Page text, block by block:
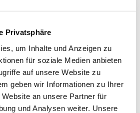
Privatsphäre
um Inhalte und Anzeigen zu
für soziale Medien anbieten
auf unsere Website zu
geben wir Informationen zu Ihrer
an unsere Partner für
und Analysen weiter. Unsere
BERATER SALZBURG
BERATER OBERÖSTERREICH
POOL BERATER OBERÖSTERREICH
POOL BERATER WIEN SÜD
BERATERIN WIEN SÜD